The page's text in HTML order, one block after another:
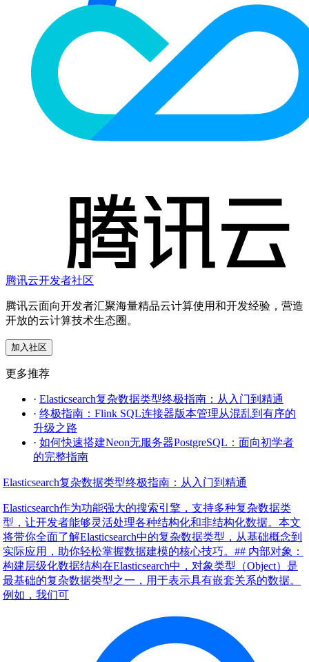
腾讯云开发者社区
腾讯云面向开发者汇聚海量精品云计算使用和开发经验，营造
开放的云计算技术生态圈。
加入社区
更多推荐
· Elasticsearch复杂数据类型终极指南：从入门到精通
· 终极指南：Flink SQL连接器版本管理从混乱到有序的
升级之路
· 如何快速搭建Neon无服务器PostgreSQL：面向初学者
的完整指南
Elasticsearch复杂数据类型终极指南：从入门到精通
Elasticsearch作为功能强大的搜索引擎，支持多种复杂数据类
型，让开发者能够灵活处理各种结构化和非结构化数据。本文
将带你全面了解Elasticsearch中的复杂数据类型，从基础概念到
实际应用，助你轻松掌握数据建模的核心技巧。## 内部对象：
构建层级化数据结构在Elasticsearch中，对象类型（Object）是
最基础的复杂数据类型之一，用于表示具有嵌套关系的数据。
例如，我们可